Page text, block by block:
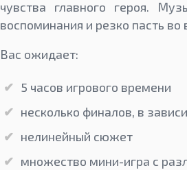
чувства главного героя.
воспоминания и резко пасть во
Вас ожидает:
5 часов игрового времени
несколько финалов, в
нелинейный сюжет
множество мини-игра с